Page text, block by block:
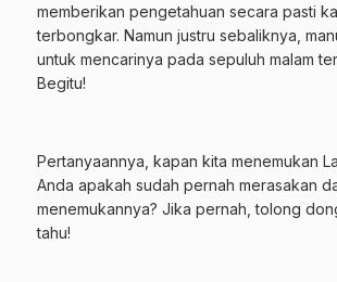
memberikan pengetahuan secara pasti
terbongkar. Namun justru sebaliknya,
untuk mencarinya pada sepuluh malam
Begitu!
Pertanyaannya, kapan kita menemukan
Anda apakah sudah pernah merasakan
menemukannya? Jika pernah, tolong
tahu!